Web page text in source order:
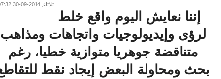
ثلاثاء, 2014-09-30 07:32
إننا نعايش اليوم واقع خلط
لرؤى وإيديولوجيات واتجاهات ومذاهب
متناقضة جوهريا متوازية خطيا، رغم
بحث ومحاولة البعض إيجاد نقط للتقاطع